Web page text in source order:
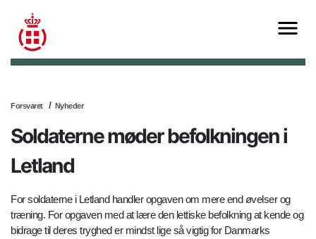
Forsvaret Nyheder
Soldaterne møder befolkningen i
Letland
For soldaterne i Letland handler opgaven om mere end øvelser og
træning. For opgaven med at lære den lettiske befolkning at kende og
bidrage til deres tryghed er mindst lige så vigtig for Danmarks